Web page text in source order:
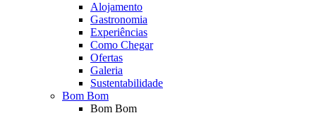
Alojamento
Gastronomia
Experiências
Como Chegar
Ofertas
Galeria
Sustentabilidade
Bom Bom
Bom Bom